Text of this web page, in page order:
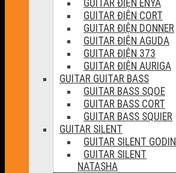
GUITAR ĐIỆN ENYA
GUITAR ĐIỆN CORT
GUITAR ĐIỆN DONNER
GUITAR ĐIỆN AGUDA
GUITAR ĐIỆN 373
GUITAR ĐIỆN AURIGA
GUITAR GUITAR BASS
GUITAR BASS SQOE
GUITAR BASS CORT
GUITAR BASS SQUIER
GUITAR SILENT
GUITAR SILENT GODIN
GUITAR SILENT
NATASHA